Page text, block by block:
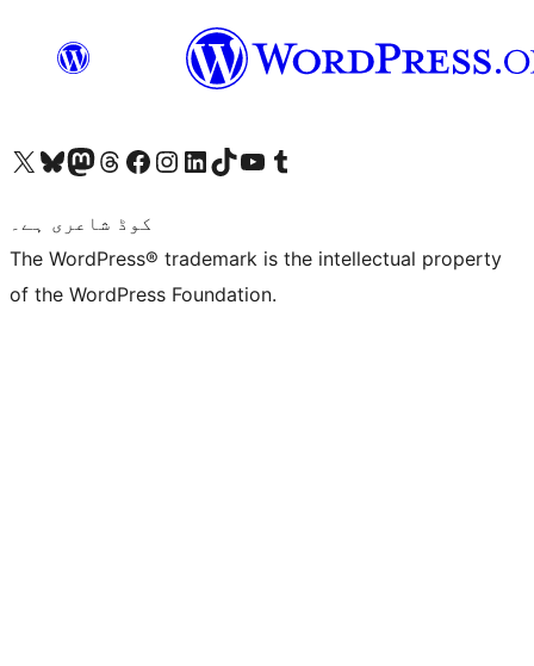
Visit our X (formerly Twitter) account
ہمارے بلیواسکائی اکاؤنٹ پر جائیں
Visit our Mastodon account
ہمارے ٹھریڈز اکاؤنٹ پر جائیں
Visit our Facebook page
Visit our Instagram account
Visit our LinkedIn account
ہمارے ٹک ٹاک اکاؤنٹ پر جائیں
Visit our YouTube channel
ہمارے ٹمبلر اکاؤنٹ پر جائیں
کوڈ شاعری ہے۔
The WordPress® trademark is the intellectual property
of the WordPress Foundation.